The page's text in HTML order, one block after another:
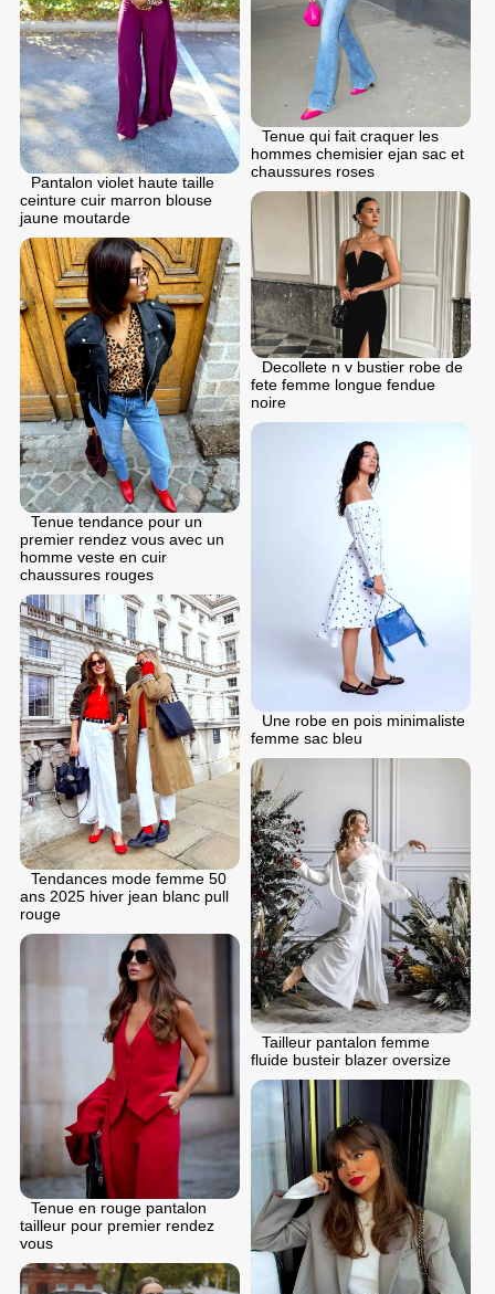
Pantalon violet haute taille
ceinture cuir marron blouse
jaune moutarde
Tenue qui fait craquer les
hommes chemisier ejan sac et
chaussures roses
Decollete n v bustier robe de
fеte femme longue fendue
noire
Tenue tendance pour un
premier rendez vous avec un
homme veste en cuir
chaussures rouges
Une robe en pois minimaliste
femme sac bleu
Tendances mode femme 50
ans 2025 hiver jean blanc pull
rouge
Tailleur pantalon femme
fluide busteir blazer oversize
Tenue en rouge pantalon
tailleur pour premier rendez
vous